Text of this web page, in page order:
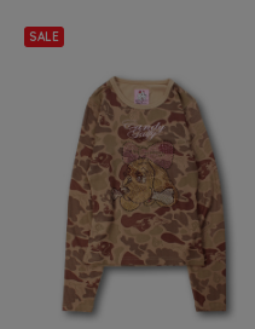
SALE